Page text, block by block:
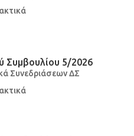
Συμβουλίου 5/2026
Συνεδριάσεων ΔΣ